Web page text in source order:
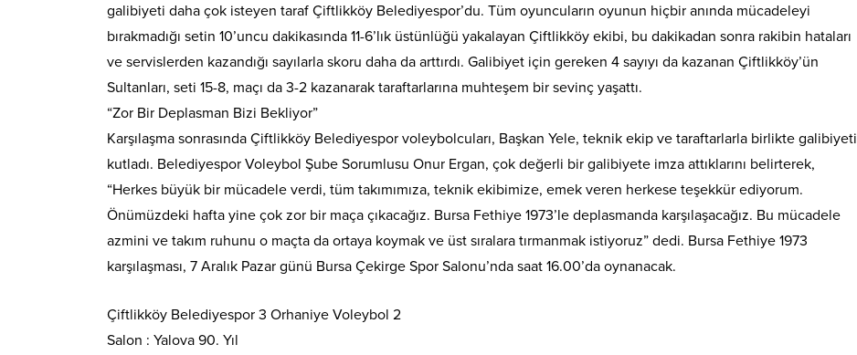
galibiyeti daha çok isteyen taraf Çiftlikköy Belediyespor’du. Tüm oyuncuların oyunun hiçbir anında mücadeleyi
bırakmadığı setin 10’uncu dakikasında 11-6’lık üstünlüğü yakalayan Çiftlikköy ekibi, bu dakikadan sonra rakibin hataları
ve servislerden kazandığı sayılarla skoru daha da arttırdı. Galibiyet için gereken 4 sayıyı da kazanan Çiftlikköy’ün
Sultanları, seti 15-8, maçı da 3-2 kazanarak taraftarlarına muhteşem bir sevinç yaşattı.
“Zor Bir Deplasman Bizi Bekliyor”
Karşılaşma sonrasında Çiftlikköy Belediyespor voleybolcuları, Başkan Yele, teknik ekip ve taraftarlarla birlikte galibiyeti
kutladı. Belediyespor Voleybol Şube Sorumlusu Onur Ergan, çok değerli bir galibiyete imza attıklarını belirterek,
“Herkes büyük bir mücadele verdi, tüm takımımıza, teknik ekibimize, emek veren herkese teşekkür ediyorum.
Önümüzdeki hafta yine çok zor bir maça çıkacağız. Bursa Fethiye 1973’le deplasmanda karşılaşacağız. Bu mücadele
azmini ve takım ruhunu o maçta da ortaya koymak ve üst sıralara tırmanmak istiyoruz” dedi. Bursa Fethiye 1973
karşılaşması, 7 Aralık Pazar günü Bursa Çekirge Spor Salonu’nda saat 16.00’da oynanacak.
Çiftlikköy Belediyespor 3 Orhaniye Voleybol 2
Salon : Yalova 90. Yıl